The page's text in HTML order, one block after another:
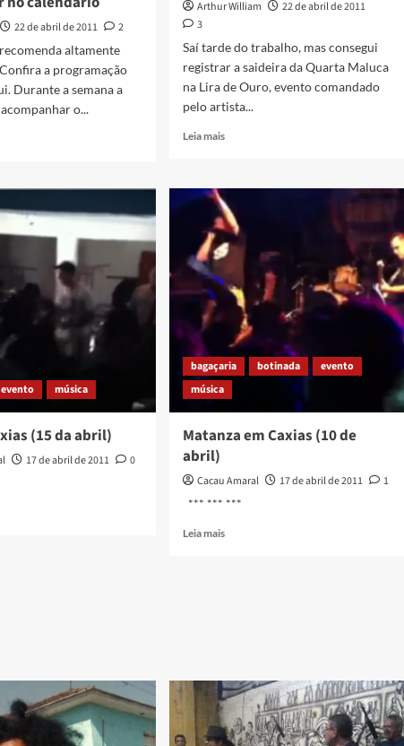
22 de abril de 2011
2
altamente
a programação
Durante a semana a
o...
Arthur William
22 de abril de 2011
3
Saí tarde do trabalho, mas consegui
registrar a saideira da Quarta Maluca
na Lira de Ouro, evento comandado
pelo artista...
Leia maisRead
Maluca
na
Lira
de
evento música
(15 da abril)
17 de abril de 2011
0
bagaçaria botinada
evento
música
Matanza em Caxias (10 de
abril)
Cacau Amaral 17 de abril de 2011
1
*** *** ***
Leia maisRead